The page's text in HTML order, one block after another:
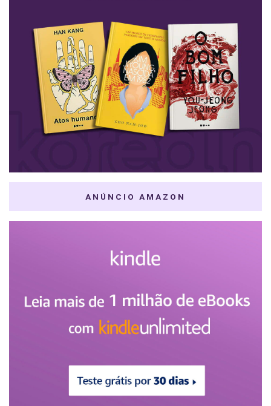
ANÚNCIO AMAZON